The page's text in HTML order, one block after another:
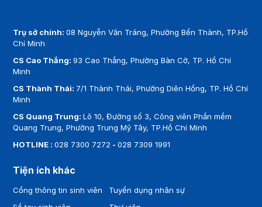
Trụ sở chính:08 Nguyễn Văn Tráng, Phường Bến Thành, TP.Hồ
Chí Minh
CS Cao Thắng:93 Cao Thắng, Phường Bàn Cờ, TP. Hồ Chí
Minh
CS Thành Thái: 7/1 Thành Thái, Phường Diên Hồng, TP. Hồ Chí
Minh
CS Quang Trung:Lô 10, Đường số 3, Công viên Phần mềm
Quang Trung, Phường Trung Mỹ Tây, TP.Hồ Chí Minh
HOTLINE :028 7300 7272 -028 7309 1991
Tiện ích khác
Cổng thông tin sinh viên
Tuyển dụng nhân sự